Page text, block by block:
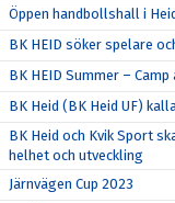
Öppen handbollshall i
BK HEID söker spelare
BK HEID Summer –
BK Heid (BK Heid UF)
BK Heid och Kvik Sport
helhet och utveckling
Järnvägen Cup 2023